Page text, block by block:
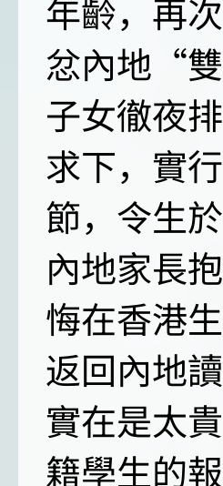
年齡，再
忿內地“
子女徹夜
求下，實
節，令生
內地家長
悔在香港
返回內地
實在是太
籍學生的